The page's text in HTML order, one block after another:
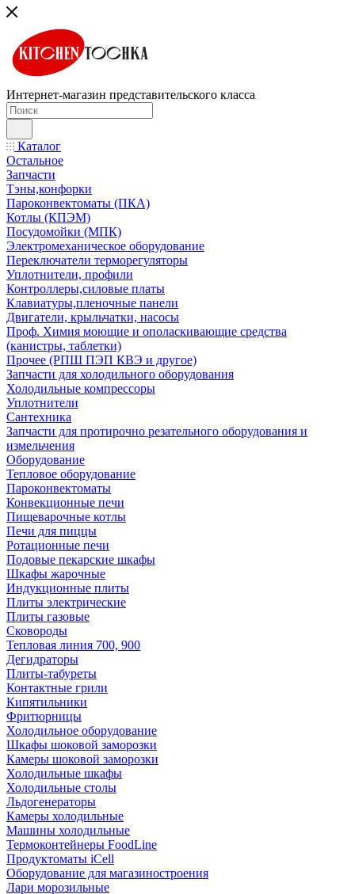
Интернет-магазин представительского класса
Каталог
Остальное
Запчасти
Тэны,конфорки
Пароконвектоматы (ПКА)
Котлы (КПЭМ)
Посудомойки (МПК)
Электромеханическое оборудование
Переключатели терморегуляторы
Уплотнители, профили
Контроллеры,силовые платы
Клавиатуры,пленочные панели
Двигатели, крыльчатки, насосы
Проф. Химия моющие и ополаскивающие средства
(канистры, таблетки)
Прочее (РПШ ПЭП КВЭ и другое)
Запчасти для холодильного оборудования
Холодильные компрессоры
Уплотнители
Сантехника
Запчасти для протирочно резательного оборудования и
измельчения
Оборудование
Тепловое оборудование
Пароконвектоматы
Конвекционные печи
Пищеварочные котлы
Печи для пиццы
Ротационные печи
Подовые пекарские шкафы
Шкафы жарочные
Индукционные плиты
Плиты электрические
Плиты газовые
Сковороды
Тепловая линия 700, 900
Дегидраторы
Плиты-табуреты
Контактные грили
Кипятильники
Фритюрницы
Холодильное оборудование
Шкафы шоковой заморозки
Камеры шоковой заморозки
Холодильные шкафы
Холодильные столы
Льдогенераторы
Камеры холодильные
Машины холодильные
Термоконтейнеры FoodLine
Продуктоматы iCell
Оборудование для магазиностроения
Лари морозильные